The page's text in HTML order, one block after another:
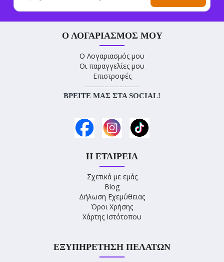
Ο ΛΟΓΑΡΙΑΣΜΌΣ ΜΟΥ
Ο Λογαριασμός μου
Οι παραγγελίες μου
Επιστροφές
----------------------
ΒΡΕΊΤΕ ΜΑΣ ΣΤΑ SOCIAL!
Η ΕΤΑΙΡΕΊΑ
Σχετικά με εμάς
Blog
Δήλωση Εχεμύθειας
Όροι Χρήσης
Χάρτης Ιστότοπου
ΕΞΥΠΗΡΈΤΗΣΗ ΠΕΛΑΤΏΝ